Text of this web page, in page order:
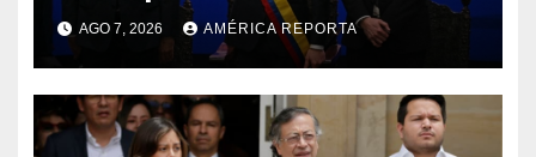
Colombia para el periodo
2026-2030
AGO 7, 2026 AMÉRICA REPORTA